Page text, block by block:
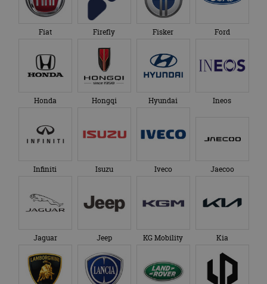
Fiat Firefly Fisker Ford
Honda Hongqi Hyundai Ineos
Infiniti Isuzu Iveco Jaecoo
Jaguar Jeep KG Mobility Kia
Google Analytics
genoemde website